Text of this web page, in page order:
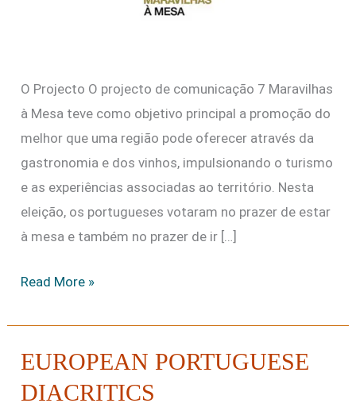
O Projecto O projecto de comunicação 7 Maravilhas
à Mesa teve como objetivo principal a promoção do
melhor que uma região pode oferecer através da
gastronomia e dos vinhos, impulsionando o turismo
e as experiências associadas ao território. Nesta
eleição, os portugueses votaram no prazer de estar
à mesa e também no prazer de ir […]
Read More »
EUROPEAN PORTUGUESE
DIACRITICS
European
Portuguese